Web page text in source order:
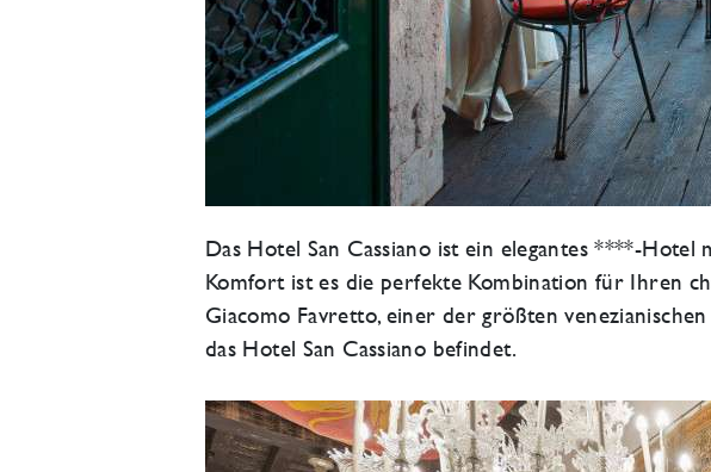
Das Hotel San Cassiano ist ein elegantes ****-
Komfort ist es die perfekte Kombination für Ihren
Giacomo Favretto, einer der größten
das Hotel San Cassiano befindet.